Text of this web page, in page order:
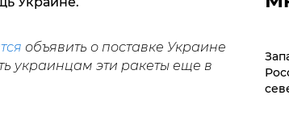
объявить о поставке Украине
украинцам эти ракеты еще в